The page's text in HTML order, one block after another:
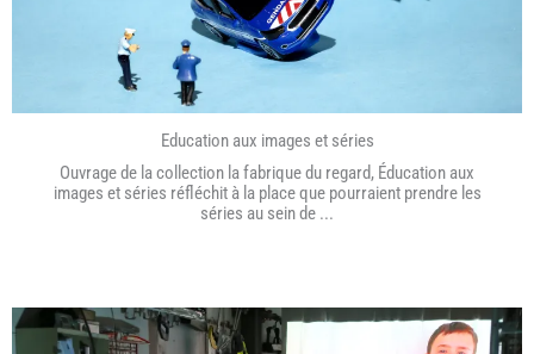
Education aux images et séries
Ouvrage de la collection la fabrique du regard, Éducation aux
images et séries réfléchit à la place que pourraient prendre les
séries au sein de ...